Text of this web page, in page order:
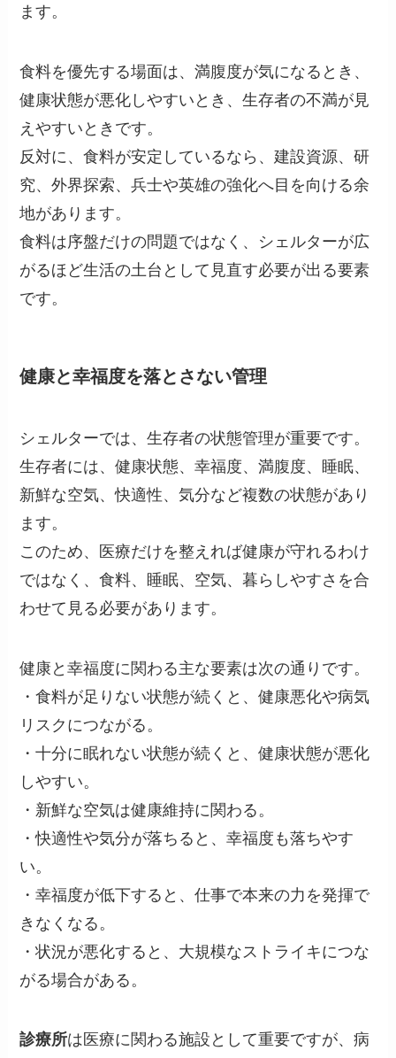
ます。
食料を優先する場面は、満腹度が気になるとき、
健康状態が悪化しやすいとき、生存者の不満が見
えやすいときです。
反対に、食料が安定しているなら、建設資源、研
究、外界探索、兵士や英雄の強化へ目を向ける余
地があります。
食料は序盤だけの問題ではなく、シェルターが広
がるほど生活の土台として見直す必要が出る要素
です。
健康と幸福度を落とさない管理
シェルターでは、生存者の状態管理が重要です。
生存者には、健康状態、幸福度、満腹度、睡眠、
新鮮な空気、快適性、気分など複数の状態があり
ます。
このため、医療だけを整えれば健康が守れるわけ
ではなく、食料、睡眠、空気、暮らしやすさを合
わせて見る必要があります。
健康と幸福度に関わる主な要素は次の通りです。
・食料が足りない状態が続くと、健康悪化や病気
リスクにつながる。
・十分に眠れない状態が続くと、健康状態が悪化
しやすい。
・新鮮な空気は健康維持に関わる。
・快適性や気分が落ちると、幸福度も落ちやす
い。
・幸福度が低下すると、仕事で本来の力を発揮で
きなくなる。
・状況が悪化すると、大規模なストライキにつな
がる場合がある。
診療所は医療に関わる施設として重要ですが、病